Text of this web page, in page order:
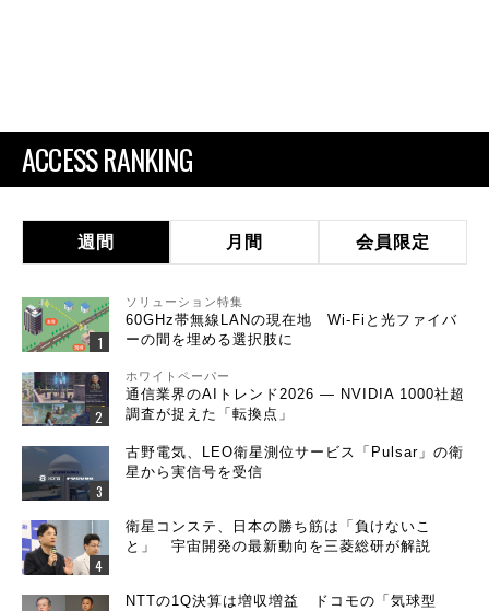
ACCESS RANKING
週間 月間 会員限定
ソリューション特集
60GHz帯無線LANの現在地 Wi-Fiと光ファイバ
ーの間を埋める選択肢に
ホワイトペーパー
通信業界のAIトレンド2026 ― NVIDIA 1000社超
調査が捉えた「転換点」
古野電気、LEO衛星測位サービス「Pulsar」の衛
星から実信号を受信
衛星コンステ、日本の勝ち筋は「負けないこ
と」 宇宙開発の最新動向を三菱総研が解説
NTTの1Q決算は増収増益 ドコモの「気球型